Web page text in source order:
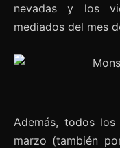
nevadas y los
mediados del mes
Además, todos
marzo (también